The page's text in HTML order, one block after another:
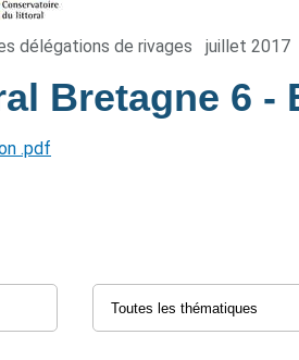
délégations de rivages juillet 2017
Bretagne 6 -
.pdf